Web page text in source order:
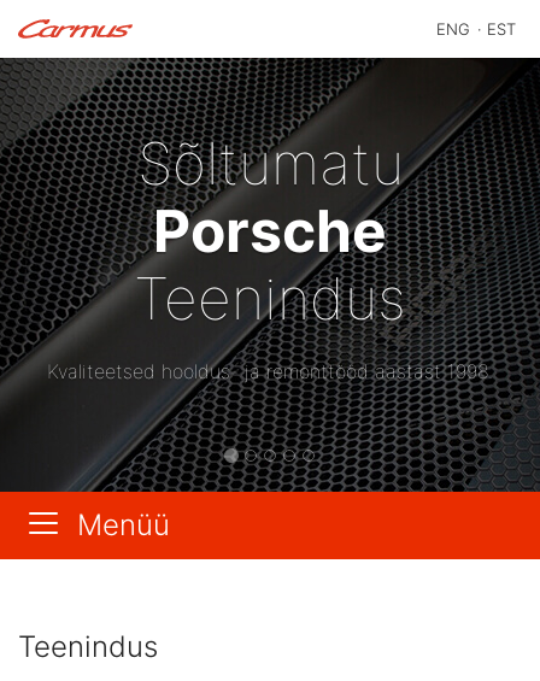
ENG EST
Sõltumatu
Porsche
Teenindus
Kvaliteetsed hooldus- ja remonttööd aastast 1998.
Eelmine
Menüü
Teenindus